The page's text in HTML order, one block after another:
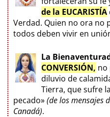
de la EUCARISTÍA
Verdad. Quien no ora no
todos deben vivir en
La
CONVERSIÓN, no
diluvio de
Tierra, que sufre
pecado»(de los mensajes
Canadá).